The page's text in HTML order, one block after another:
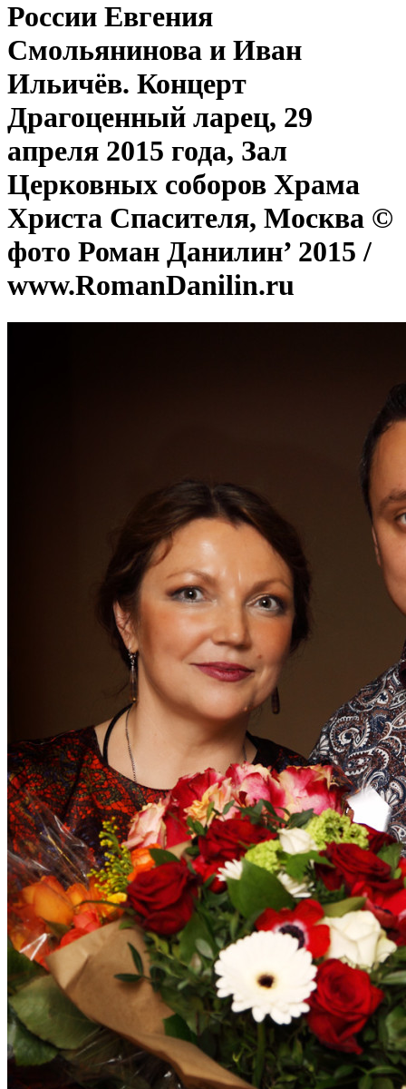
России Евгения
Смольянинова и Иван
Ильичёв. Концерт
Драгоценный ларец, 29
апреля 2015 года, Зал
Церковных соборов Храма
Христа Спасителя, Москва ©
фото Роман Данилин’ 2015 /
www.RomanDanilin.ru